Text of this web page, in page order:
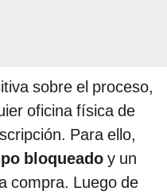
sobre el proceso,
oficina física de
Para ello,
bloqueado y un
compra. Luego de